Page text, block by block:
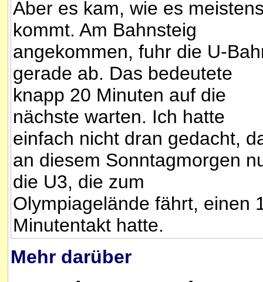
Aber es kam, wie es
kommt. Am Bahnsteig
angekommen, fuhr die U-
gerade ab. Das bedeutete
knapp 20 Minuten auf die
nächste warten. Ich hatte
einfach nicht dran gedacht,
an diesem Sonntagmorgen
die U3, die zum
Olympiagelände fährt, einen
Minutentakt hatte.
Mehr darüber